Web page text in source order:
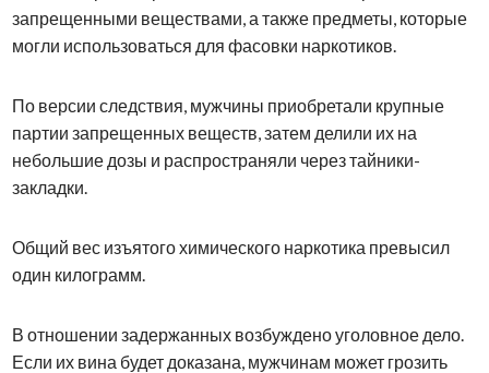
запрещенными веществами, а также предметы, которые
могли использоваться для фасовки наркотиков.
По версии следствия, мужчины приобретали крупные
партии запрещенных веществ, затем делили их на
небольшие дозы и распространяли через тайники-
закладки.
Общий вес изъятого химического наркотика превысил
один килограмм.
В отношении задержанных возбуждено уголовное дело.
Если их вина будет доказана, мужчинам может грозить